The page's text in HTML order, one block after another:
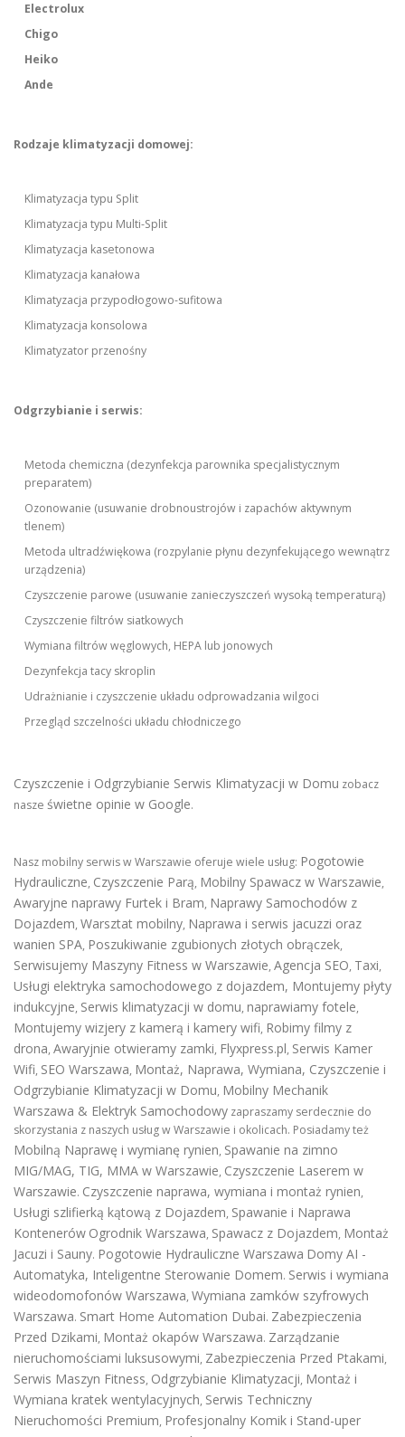
Electrolux
Chigo
Heiko
Ande
Rodzaje klimatyzacji domowej:
Klimatyzacja typu Split
Klimatyzacja typu Multi-Split
Klimatyzacja kasetonowa
Klimatyzacja kanałowa
Klimatyzacja przypodłogowo-sufitowa
Klimatyzacja konsolowa
Klimatyzator przenośny
Odgrzybianie i serwis:
Metoda chemiczna (dezynfekcja parownika specjalistycznym
preparatem)
Ozonowanie (usuwanie drobnoustrojów i zapachów aktywnym
tlenem)
Metoda ultradźwiękowa (rozpylanie płynu dezynfekującego wewnątrz
urządzenia)
Czyszczenie parowe (usuwanie zanieczyszczeń wysoką temperaturą)
Czyszczenie filtrów siatkowych
Wymiana filtrów węglowych, HEPA lub jonowych
Dezynfekcja tacy skroplin
Udrażnianie i czyszczenie układu odprowadzania wilgoci
Przegląd szczelności układu chłodniczego
Czyszczenie i Odgrzybianie Serwis Klimatyzacji w Domu zobacz
nasze świetne opinie w Google.
Nasz mobilny serwis w Warszawie oferuje wiele usług: Pogotowie
Hydrauliczne, Czyszczenie Parą, Mobilny Spawacz w Warszawie,
Awaryjne naprawy Furtek i Bram, Naprawy Samochodów z
Dojazdem, Warsztat mobilny, Naprawa i serwis jacuzzi oraz
wanien SPA, Poszukiwanie zgubionych złotych obrączek,
Serwisujemy Maszyny Fitness w Warszawie, Agencja SEO, Taxi,
Usługi elektryka samochodowego z dojazdem, Montujemy płyty
indukcyjne, Serwis klimatyzacji w domu, naprawiamy fotele,
Montujemy wizjery z kamerą i kamery wifi, Robimy filmy z
drona, Awaryjnie otwieramy zamki, Flyxpress.pl, Serwis Kamer
Wifi, SEO Warszawa, Montaż, Naprawa, Wymiana, Czyszczenie i
Odgrzybianie Klimatyzacji w Domu, Mobilny Mechanik
Warszawa & Elektryk Samochodowy zapraszamy serdecznie do
skorzystania z naszych usług w Warszawie i okolicach. Posiadamy też
Mobilną Naprawę i wymianę rynien, Spawanie na zimno
MIG/MAG, TIG, MMA w Warszawie, Czyszczenie Laserem w
Warszawie. Czyszczenie naprawa, wymiana i montaż rynien,
Usługi szlifierką kątową z Dojazdem, Spawanie i Naprawa
Kontenerów Ogrodnik Warszawa, Spawacz z Dojazdem, Montaż
Jacuzi i Sauny. Pogotowie Hydrauliczne Warszawa Domy AI -
Automatyka, Inteligentne Sterowanie Domem. Serwis i wymiana
wideodomofonów Warszawa, Wymiana zamków szyfrowych
Warszawa. Smart Home Automation Dubai. Zabezpieczenia
Przed Dzikami, Montaż okapów Warszawa. Zarządzanie
nieruchomościami luksusowymi, Zabezpieczenia Przed Ptakami,
Serwis Maszyn Fitness, Odgrzybianie Klimatyzacji, Montaż i
Wymiana kratek wentylacyjnych, Serwis Techniczny
Nieruchomości Premium, Profesjonalny Komik i Stand-uper